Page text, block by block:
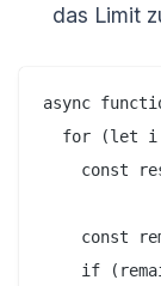
das Limit
async
for (let
const
const
if